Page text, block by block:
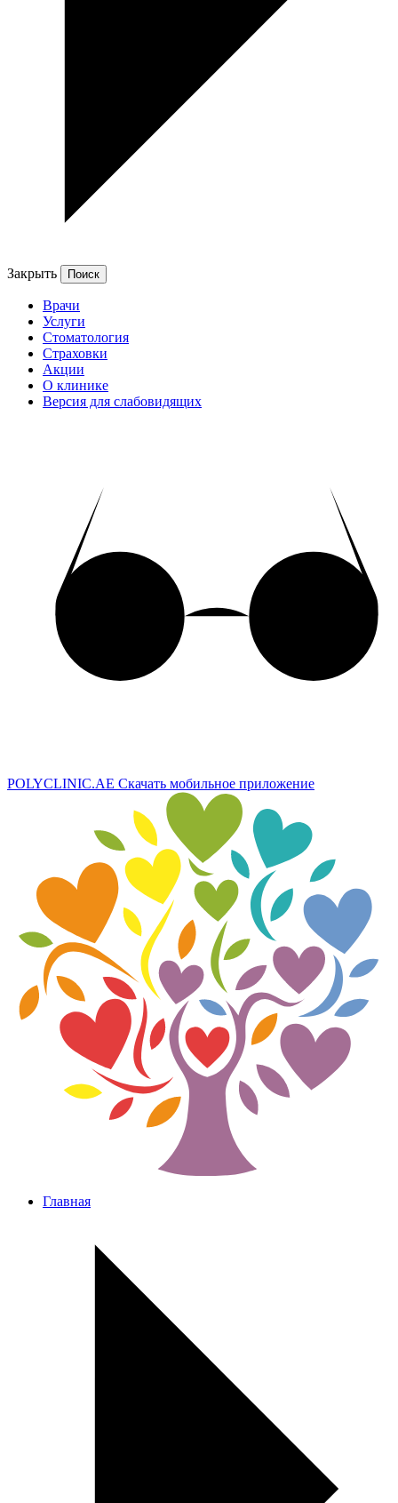
Закрыть
Врачи
Услуги
Стоматология
Страховки
Акции
О клинике
Версия для слабовидящих
POLYCLINIC.AE Скачать мобильное приложение
Главная